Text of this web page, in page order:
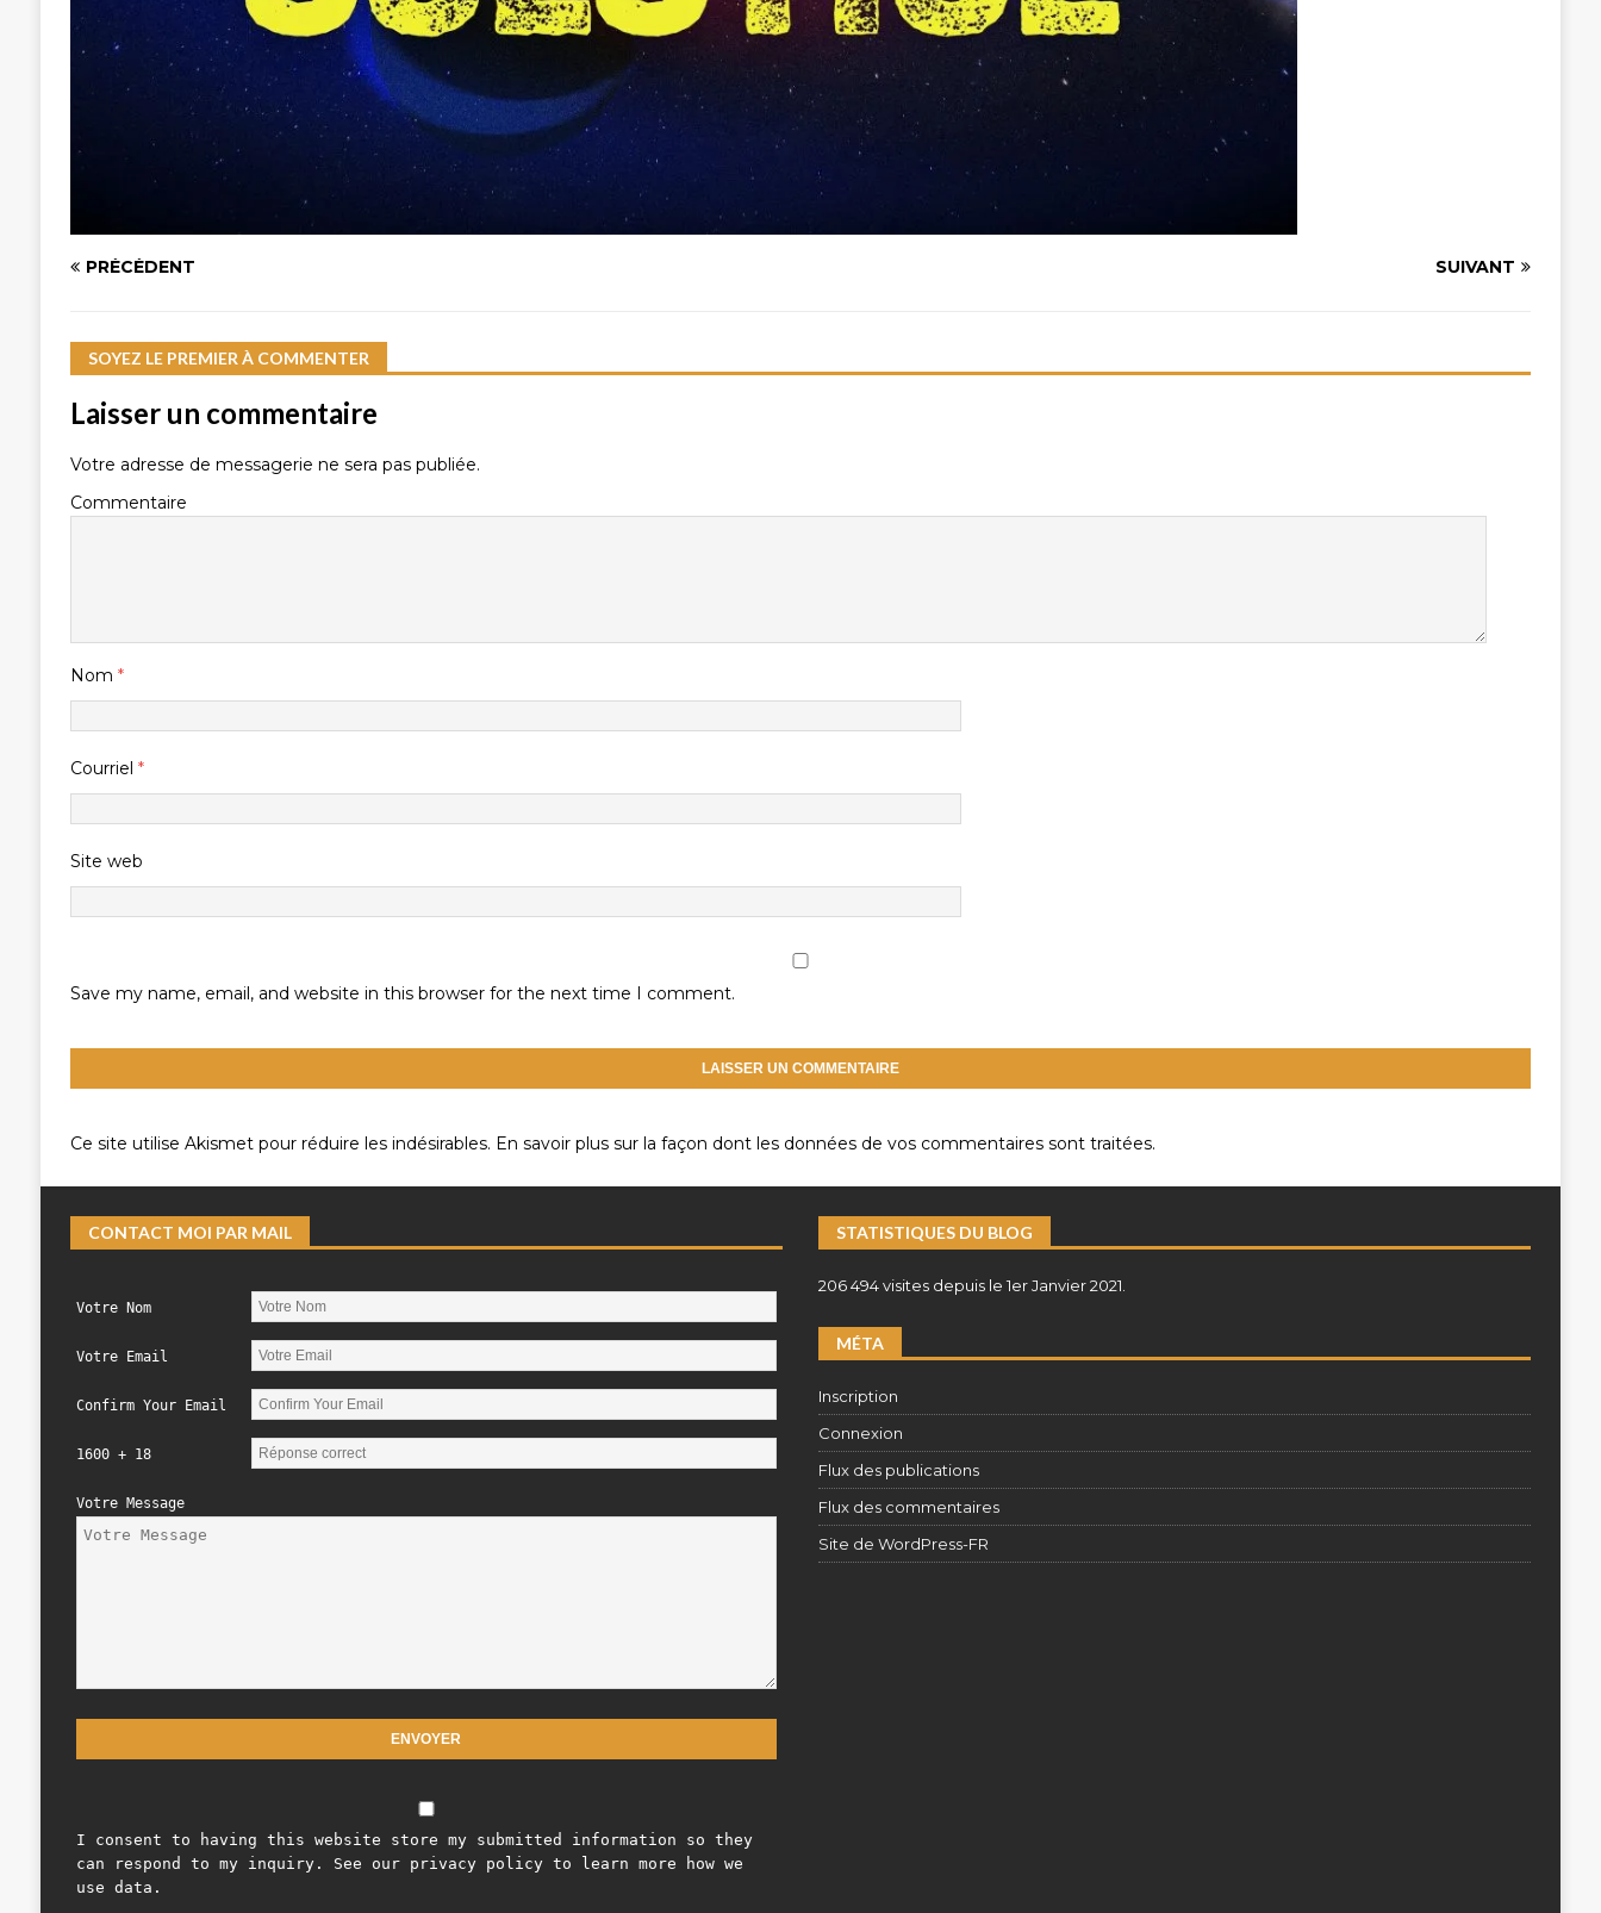
PRÉCÉDENT SUIVANT
SOYEZ LE PREMIER À COMMENTER
Laisser un commentaire
Votre adresse de messagerie ne sera pas publiée.
Commentaire
Nom *
Courriel *
Site web
Save my name, email, and website in this browser for the next time I comment.
Ce site utilise Akismet pour réduire les indésirables. En savoir plus sur la façon dont les données de vos commentaires sont traitées.
CONTACT MOI PAR MAIL
Votre Nom
Votre Email
Confirm Your Email
1600 + 18
Votre Message
I consent to having this website store my submitted information so they
can respond to my inquiry. See our privacy policy to learn more how we
use data.
STATISTIQUES DU BLOG
206 494 visites depuis le 1er Janvier 2021.
MÉTA
Inscription
Connexion
Flux des publications
Flux des commentaires
Site de WordPress-FR